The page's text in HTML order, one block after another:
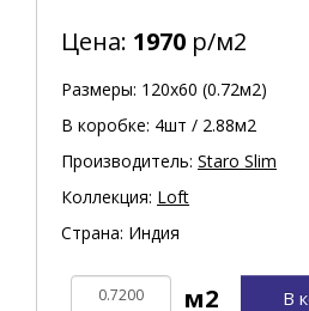
Цена: 1970 р/м2
Размеры: 120х60 (0.72м2)
В коробке: 4шт / 2.88м2
Производитель: Staro Slim
Коллекция: Loft
Страна: Индия
В